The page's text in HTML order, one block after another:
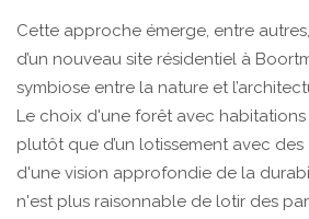
Cette approche émerge, entre
d’un nouveau site résidentiel à
symbiose entre la nature et
Le choix d'une forêt avec habitations
plutôt que d’un lotissement avec
d'une vision approfondie de la
n'est plus raisonnable de lotir des